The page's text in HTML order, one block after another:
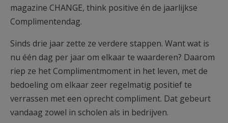
magazine CHANGE, think positive én de jaarlijkse
Complimentendag.
Sinds drie jaar zette ze verdere stappen. Want wat is
nu één dag per jaar om elkaar te waarderen? Daarom
riep ze het Complimentmoment in het leven, met de
bedoeling om elkaar zeer regelmatig positief te
verrassen met een oprecht compliment. Dat gebeurt
vandaag zowel in scholen als in bedrijven.